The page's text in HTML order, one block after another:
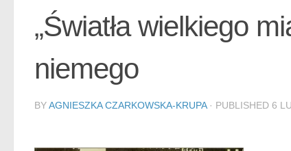
„Światła wielkiego
niemego
BYAGNIESZKA CZARKOWSKA-KRUPA · PUBLISHED 6